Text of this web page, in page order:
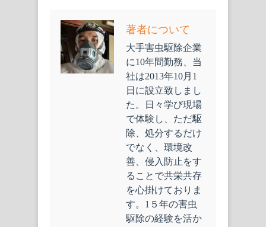
著者について
大手害虫駆除企業
に10年間勤務、当
社は2013年10月1
日に設立致しまし
た。日々学び現場
で体験し、ただ駆
除、処分するだけ
でなく、環境改
善、侵入防止をす
ることで共栄共存
を心掛けておりま
す。1５年の害虫
駆除の経験を活か